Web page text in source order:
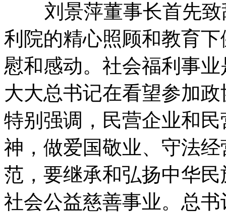
刘景萍董事长首先致
利院的精心照顾和教育
慰和感动。社会福利事
大大总书记在看望参加
特别强调，民营企业和
神，做爱国敬业、守法
范，要继承和弘扬中华
社会公益慈善事业。总